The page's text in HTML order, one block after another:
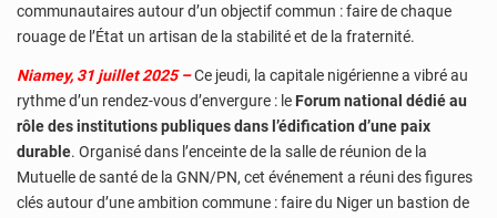
communautaires autour d’un objectif commun : faire de chaque
rouage de l’État un artisan de la stabilité et de la fraternité.
Niamey, 31 juillet 2025 –Ce jeudi, la capitale nigérienne a vibré au
rythme d’un rendez-vous d’envergure : le Forum national dédié au
rôle des institutions publiques dans l’édification d’une paix
durable. Organisé dans l’enceinte de la salle de réunion de la
Mutuelle de santé de la GNN/PN, cet événement a réuni des figures
clés autour d’une ambition commune : faire du Niger un bastion de